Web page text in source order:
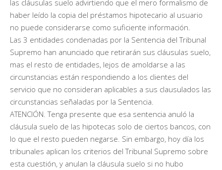
las cláusulas suelo advirtiendo que el mero formalismo de
haber leído la copia del préstamos hipotecario al usuario
no puede considerarse como suficiente información.
Las 3 entidades condenadas por la Sentencia del Tribunal
Supremo han anunciado que retirarán sus cláusulas suelo,
mas el resto de entidades, lejos de amoldarse a las
circunstancias están respondiendo a los clientes del
servicio que no consideran aplicables a sus clausulados las
circunstancias señaladas por la Sentencia.
ATENCIÓN. Tenga presente que esa sentencia anuló la
cláusula suelo de las hipotecas solo de ciertos bancos, con
lo que el resto pueden negarse. Sin embargo, hoy día los
tribunales aplican los criterios del Tribunal Supremo sobre
esta cuestión, y anulan la cláusula suelo si no hubo